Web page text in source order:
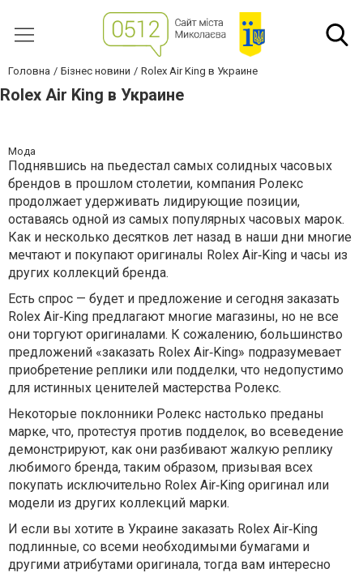
Головна Бізнес новини Rolex Air King в Украине
Rolex Air King в Украине
Мода
Поднявшись на пьедестал самых солидных часовых
брендов в прошлом столетии, компания Ролекс
продолжает удерживать лидирующие позиции,
оставаясь одной из самых популярных часовых марок.
Как и несколько десятков лет назад в наши дни многие
мечтают и покупают оригиналы Rolex Air‑King и часы из
других коллекций бренда.
Есть спрос — будет и предложение и сегодня заказать
Rolex Air‑King предлагают многие магазины, но не все
они торгуют оригиналами. К сожалению, большинство
предложений «заказать Rolex Air‑King» подразумевает
приобретение реплики или подделки, что недопустимо
для истинных ценителей мастерства Ролекс.
Некоторые поклонники Ролекс настолько преданы
марке, что, протестуя против подделок, во всеведение
демонстрируют, как они разбивают жалкую реплику
любимого бренда, таким образом, призывая всех
покупать исключительно Rolex Air‑King оригинал или
модели из других коллекций марки.
И если вы хотите в Украине заказать Rolex Air‑King
подлинные, со всеми необходимыми бумагами и
другими атрибутами оригинала, тогда вам интересно